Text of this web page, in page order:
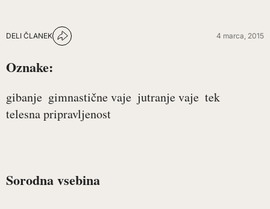
DELI ČLANEK 4 marca, 2015
Oznake:
gibanje gimnastične vaje jutranje vaje tek
telesna pripravljenost
Sorodna vsebina